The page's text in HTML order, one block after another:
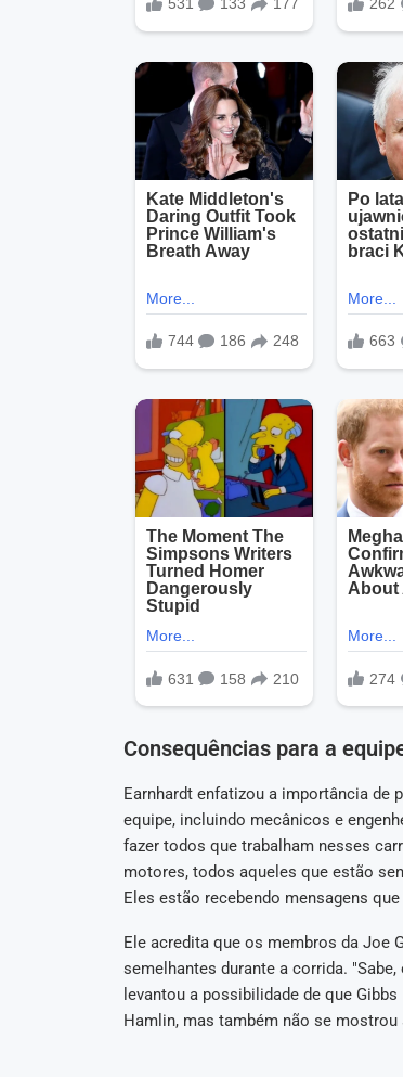
Consequências para a
Earnhardt enfatizou a importância de
equipe, incluindo mecânicos e
fazer todos que trabalham nesses
motores, todos aqueles que estão
Eles estão recebendo mensagens que
Ele acredita que os membros da Joe
semelhantes durante a corrida.
levantou a possibilidade de que
Hamlin, mas também não se